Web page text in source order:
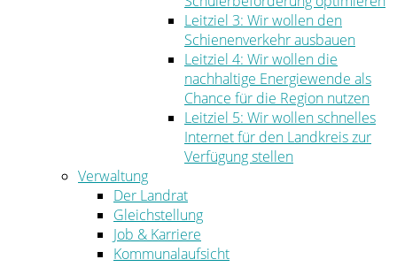
Leitziel 3: Wir wollen den
Schienenverkehr ausbauen
Leitziel 4: Wir wollen die
nachhaltige Energiewende als
Chance für die Region nutzen
Leitziel 5: Wir wollen schnelles
Internet für den Landkreis zur
Verfügung stellen
Verwaltung
Der Landrat
Gleichstellung
Job & Karriere
Kommunalaufsicht